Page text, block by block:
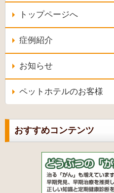
トップページへ
症例紹介
お知らせ
ペットホテルのお客様
おすすめコンテンツ